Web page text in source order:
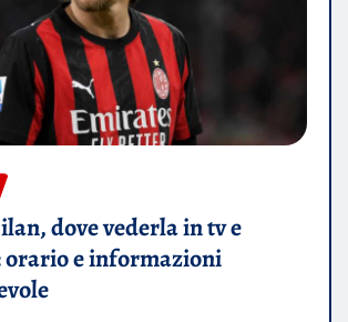
dove vederla in tv e
orario e informazioni